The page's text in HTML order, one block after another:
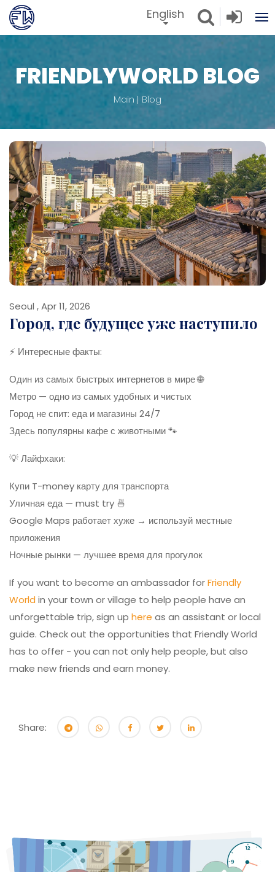
English
FRIENDLYWORLD BLOG
Main Blog
Seoul , Apr 11, 2026
Город, где будущее уже наступило
⚡ Интересные факты:
Один из самых быстрых интернетов в мире 🌐
Метро — одно из самых удобных и чистых
Город не спит: еда и магазины 24/7
Здесь популярны кафе с животными 🐾
💡 Лайфхаки:
Купи T-money карту для транспорта
Уличная еда — must try 🍜
Google Maps работает хуже → используй местные
приложения
Ночные рынки — лучшее время для прогулок
If you want to become an ambassador forFriendly
World in your town or village to help people have an
unforgettable trip, sign up here as an assistant or local
guide. Check out the opportunities that Friendly World
has to offer - you can not only help people, but also
make new friends and earn money.
Share: